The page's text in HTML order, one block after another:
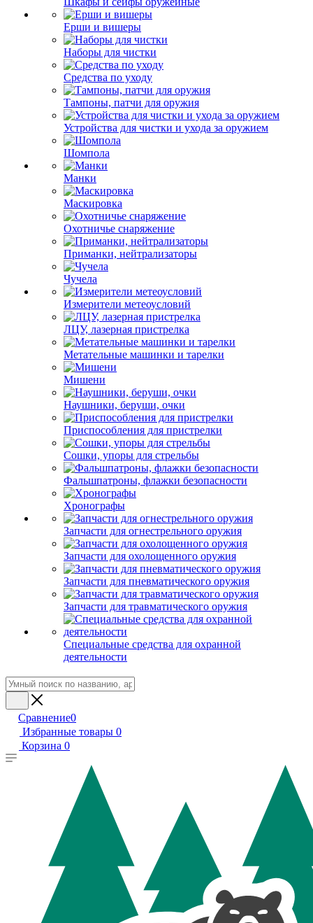
Ерши и вишеры
Наборы для чистки
Средства по уходу
Тампоны, патчи для оружия
Устройства для чистки и ухода за оружием
Шомпола
Манки
Маскировка
Охотничье снаряжение
Приманки, нейтрализаторы
Чучела
Измерители метеоусловий
ЛЦУ, лазерная пристрелка
Метательные машинки и тарелки
Мишени
Наушники, беруши, очки
Приспособления для пристрелки
Сошки, упоры для стрельбы
Фальшпатроны, флажки безопасности
Хронографы
Запчасти для огнестрельного оружия
Запчасти для охолощенного оружия
Запчасти для пневматического оружия
Запчасти для травматического оружия
Специальные средства для охранной
деятельности
Сравнение0
Избранные товары 0
Корзина 0